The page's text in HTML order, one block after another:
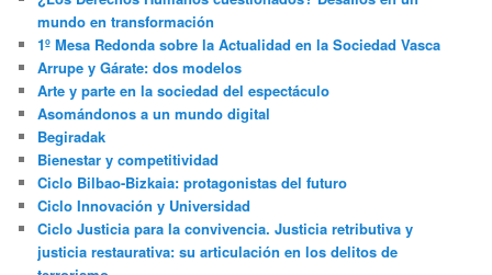
mundo en transformación
1º Mesa Redonda sobre la Actualidad en la Sociedad Vasca
Arrupe y Gárate: dos modelos
Arte y parte en la sociedad del espectáculo
Asomándonos a un mundo digital
Begiradak
Bienestar y competitividad
Ciclo Bilbao-Bizkaia: protagonistas del futuro
Ciclo Innovación y Universidad
Ciclo Justicia para la convivencia. Justicia retributiva y
justicia restaurativa: su articulación en los delitos de